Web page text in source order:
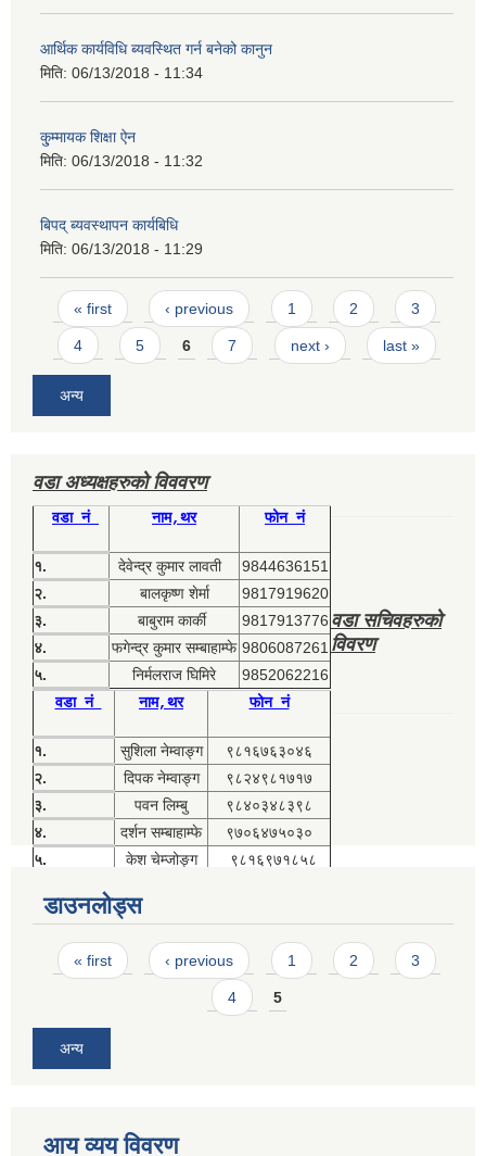
आर्थिक कार्यविधि ब्यवस्थित गर्न बनेको कानुन
मिति: 06/13/2018 - 11:34
कु्म्मायक शिक्षा ऐन
मिति: 06/13/2018 - 11:32
बिपद् ब्यवस्थापन कार्यबिधि
मिति: 06/13/2018 - 11:29
Pages
« first ‹ previous 1 2 3
4 5 6 7 next › last »
अन्य
वडा अध्यक्षहरुको विववरण
वडा नं नाम,थर फोन नं
१. देवेन्द्र कुमार लावती
9844636151
२.
बालकृष्ण शेर्मा
9817919620
३.
बाबुराम कार्की
9817913776
४.
फगेन्द्र कुमार सम्बाहाम्फे 9806087261
५.
निर्मलराज घिमिरे 9852062216
वडा सचिवहरुको
विवरण
वडा नं नाम,थर फोन नं
१. सुशिला नेम्वाङ्ग
९८१६७६३०४६
२.
दिपक नेम्वाङ्ग
९८२४९८१७१७
३.
पवन लिम्बु
९८४०३४८३९८
४.
दर्शन सम्बाहाम्फे
९७०६४७५०३०
५.
केश चेम्जोङ्ग ९८१६९७१८५८
डाउनलोड्स
Pages
« first ‹ previous 1 2 3
4 5
अन्य
आय व्यय विवरण